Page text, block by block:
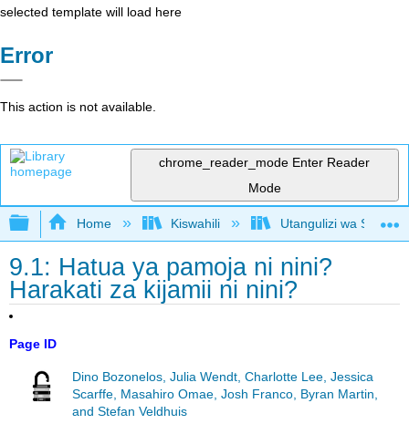
selected template will load here
Error
This action is not available.
chrome_reader_mode Enter Reader
Mode
Expand/collapse global hierarchy
Home Kiswahili Utangulizi wa
9.1: Hatua ya pamoja ni nini?
Harakati za kijamii ni nini?
Page ID
Dino Bozonelos, Julia Wendt, Charlotte Lee, Jessica
Scarffe, Masahiro Omae, Josh Franco, Byran Martin,
and Stefan Veldhuis